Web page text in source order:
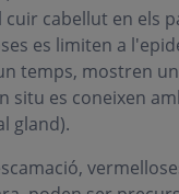
cabellut en els
es limiten a
temps, mostren
situ es coneixen
gland).